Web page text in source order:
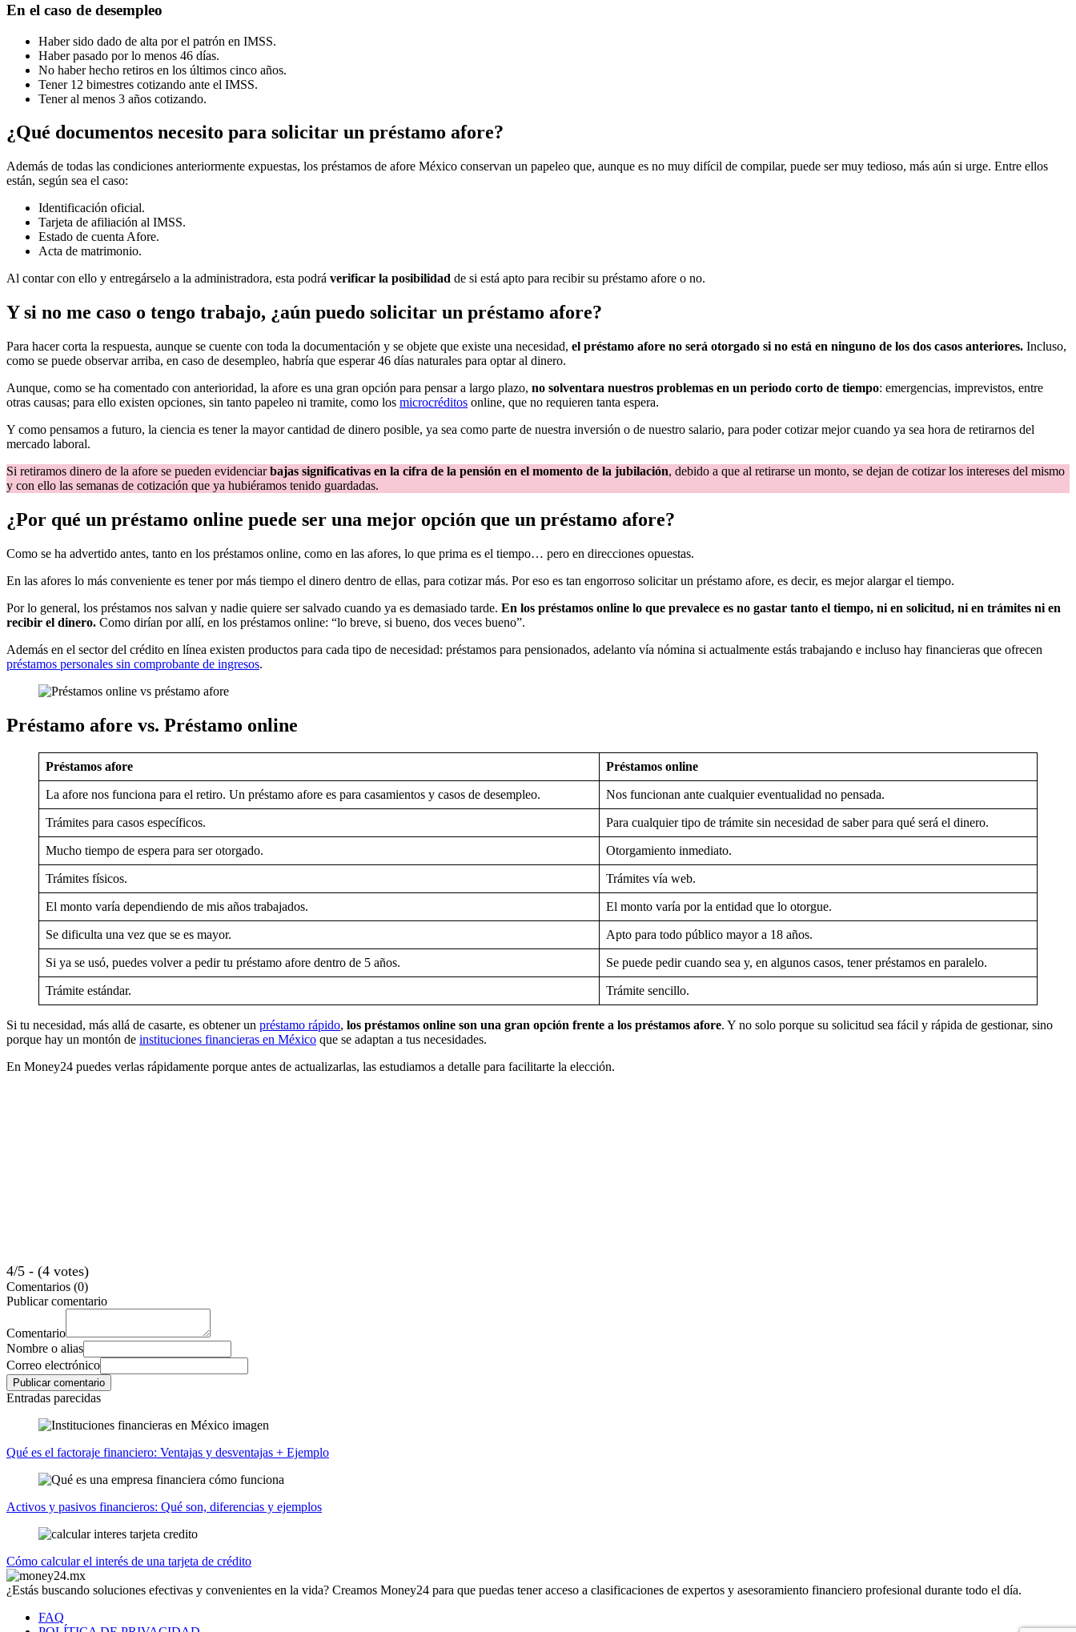
En el caso de desempleo
Haber sido dado de alta por el patrón en IMSS.
Haber pasado por lo menos 46 días.
No haber hecho retiros en los últimos cinco años.
Tener 12 bimestres cotizando ante el IMSS.
Tener al menos 3 años cotizando.
¿Qué documentos necesito para solicitar un préstamo afore?
Además de todas las condiciones anteriormente expuestas, los préstamos de afore México conservan un papeleo que, aunque es no muy difícil de compilar, puede ser muy tedioso, más aún si urge. Entre ellos
están, según sea el caso:
Identificación oficial.
Tarjeta de afiliación al IMSS.
Estado de cuenta Afore.
Acta de matrimonio.
Al contar con ello y entregárselo a la administradora, esta podrá verificar la posibilidad de si está apto para recibir su préstamo afore o no.
Y si no me caso o tengo trabajo, ¿aún puedo solicitar un préstamo afore?
Para hacer corta la respuesta, aunque se cuente con toda la documentación y se objete que existe una necesidad, el préstamo afore no será otorgado si no está en ninguno de los dos casos anteriores. Incluso,
como se puede observar arriba, en caso de desempleo, habría que esperar 46 días naturales para optar al dinero.
Aunque, como se ha comentado con anterioridad, la afore es una gran opción para pensar a largo plazo, no solventara nuestros problemas en un periodo corto de tiempo: emergencias, imprevistos, entre
otras causas; para ello existen opciones, sin tanto papeleo ni tramite, como los microcréditos online, que no requieren tanta espera.
Y como pensamos a futuro, la ciencia es tener la mayor cantidad de dinero posible, ya sea como parte de nuestra inversión o de nuestro salario, para poder cotizar mejor cuando ya sea hora de retirarnos del
mercado laboral.
Si retiramos dinero de la afore se pueden evidenciarbajas significativas en la cifra de la pensión en el momento de la jubilación, debido a que al retirarse un monto, se dejan de cotizar los intereses del mismo
y con ello las semanas de cotización que ya hubiéramos tenido guardadas.
¿Por qué un préstamo online puede ser una mejor opción que un préstamo afore?
Como se ha advertido antes, tanto en los préstamos online, como en las afores, lo que prima es el tiempo… pero en direcciones opuestas.
En las afores lo más conveniente es tener por más tiempo el dinero dentro de ellas, para cotizar más. Por eso es tan engorroso solicitar un préstamo afore, es decir, es mejor alargar el tiempo.
Por lo general, los préstamos nos salvan y nadie quiere ser salvado cuando ya es demasiado tarde. En los préstamos online lo que prevalece es no gastar tanto el tiempo, ni en solicitud, ni en trámites ni en
recibir el dinero. Como dirían por allí, en los préstamos online: “lo breve, si bueno, dos veces bueno”.
Además en el sector del crédito en línea existen productos para cada tipo de necesidad: préstamos para pensionados, adelanto vía nómina si actualmente estás trabajando e incluso hay financieras que ofrecen
préstamos personales sin comprobante de ingresos.
Préstamo afore vs. Préstamo online
Préstamos afore Préstamos online
La afore nos funciona para el retiro. Un préstamo afore es para casamientos y casos de desempleo. Nos funcionan ante cualquier eventualidad no pensada.
Trámites para casos específicos. Para cualquier tipo de trámite sin necesidad de saber para qué será el dinero.
Mucho tiempo de espera para ser otorgado. Otorgamiento inmediato.
Trámites físicos. Trámites vía web.
El monto varía dependiendo de mis años trabajados. El monto varía por la entidad que lo otorgue.
Se dificulta una vez que se es mayor. Apto para todo público mayor a 18 años.
Si ya se usó, puedes volver a pedir tu préstamo afore dentro de 5 años. Se puede pedir cuando sea y, en algunos casos, tener préstamos en paralelo.
Trámite estándar. Trámite sencillo.
Si tu necesidad, más allá de casarte, es obtener un préstamo rápido, los préstamos online son una gran opción frente a los préstamos afore. Y no solo porque su solicitud sea fácil y rápida de gestionar, sino
porque hay un montón de instituciones financieras en México que se adaptan a tus necesidades.
En Money24 puedes verlas rápidamente porque antes de actualizarlas, las estudiamos a detalle para facilitarte la elección.
4/5 - (4 votes)
Comentarios (0)
Publicar comentario
Comentario
Nombre o alias
Correo electrónico
Entradas parecidas
Qué es el factoraje financiero: Ventajas y desventajas + Ejemplo
Activos y pasivos financieros: Qué son, diferencias y ejemplos
Cómo calcular el interés de una tarjeta de crédito
¿Estás buscando soluciones efectivas y convenientes en la vida? Creamos Money24 para que puedas tener acceso a clasificaciones de expertos y asesoramiento financiero profesional durante todo el día.
FAQ